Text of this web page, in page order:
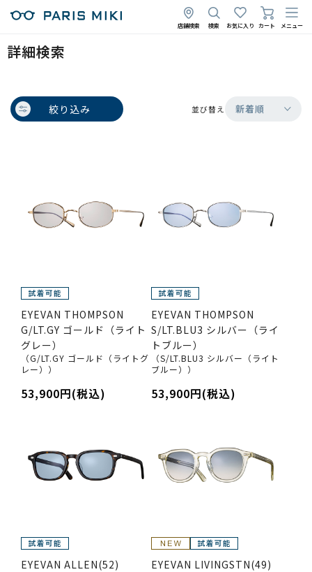
店舗検索 検索 お気に入り カート メニュー
詳細検索
絞り込み 並び替え 新着順
EYEVAN THOMPSON
G/LT.GY ゴールド（ライト
グレー）
（G/LT.GY ゴールド（ライトグ
レー））
53,900円(税込)
EYEVAN THOMPSON
S/LT.BLU3 シルバー（ライ
トブルー）
（S/LT.BLU3 シルバー（ライト
ブルー））
53,900円(税込)
EYEVAN ALLEN(52)
EYEVAN LIVINGSTN(49)